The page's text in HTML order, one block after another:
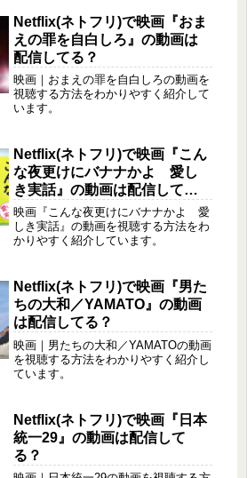
Netflix(ネトフリ)で映画『おま
えの罪を自白しろ』の動画は
配信してる？
映画｜おまえの罪を自白しろの動画を
視聴する方法をわかりやすく紹介して
います。
Netflix(ネトフリ)で映画『こん
な夜更けにバナナかよ 愛し
き実話』の動画は配信して
る？
映画『こんな夜更けにバナナかよ 愛
しき実話』の動画を視聴する方法をわ
かりやすく紹介しています。
Netflix(ネトフリ)で映画『男た
ちの大和／YAMATO』の動画
は配信してる？
映画｜男たちの大和／YAMATOの動画
を視聴する方法をわかりやすく紹介し
ています。
Netflix(ネトフリ)で映画『日本
統一29』の動画は配信して
る？